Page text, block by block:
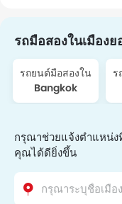
รถมือสองในเมือง
รถยนต์มือสองใน
Bangkok
ร
กรุณาช่วยแจ้งตำแหน่ง
คุณได้ดียิ่งขึ้น